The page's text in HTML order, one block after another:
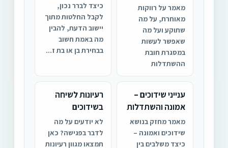
מאמר על רווקות
מאוחרת, על מה
שתוקע ועל מה
שאפשר לעשות
במסגרת חובת
ההשתדלות
כיצד לברר נכון,
לקבל החלטות מתוך
יישוב הדעת, להבין
מה באמת חשוב
בבחירת בן או בת ז...
ענייני שידוכים –
אמונה והשתדלות
מאמר מחזק בנושא
שידוכים ואמונה –
כיצד משלבים בין
רעיונות לשיחה
בשידוכים
לא יודעים על מה
לדבר בפגישה? כאן
תמצאו מגוון רעיונות